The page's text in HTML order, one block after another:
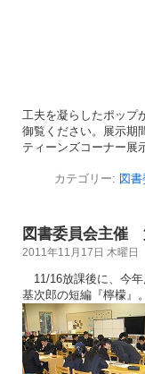
工夫を凝らしたポップ
御覧ください。展示期
ティーンズコーナー展
カテゴリー: 図書
図書委員会主催
2011年11月17日 木曜日
11/16放課後に、今年
基次郎の短編『檸檬』。